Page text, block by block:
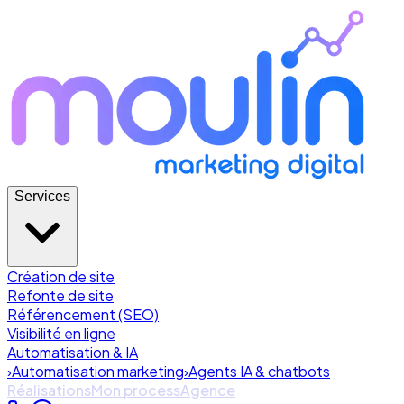
Services
Création de site
Refonte de site
Référencement (SEO)
Visibilité en ligne
Automatisation & IA
›Automatisation marketing›Agents IA & chatbots
RéalisationsMon processAgence